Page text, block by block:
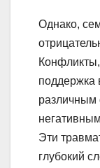
Однако,
поддержка
различным
Эти
глубокий